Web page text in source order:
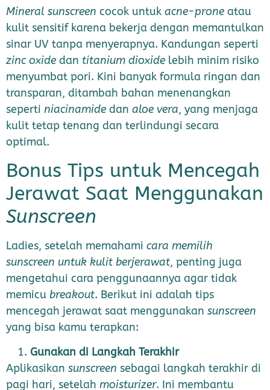
Mineral sunscreen cocok untuk acne-prone atau
kulit sensitif karena bekerja dengan memantulkan
sinar UV tanpa menyerapnya. Kandungan seperti
zinc oxide dan titanium dioxide lebih minim risiko
menyumbat pori. Kini banyak formula ringan dan
transparan, ditambah bahan menenangkan
seperti niacinamide dan aloe vera, yang menjaga
kulit tetap tenang dan terlindungi secara
optimal.
Bonus Tips untuk Mencegah
Jerawat Saat Menggunakan
Sunscreen
Ladies, setelah memahami cara memilih
sunscreen untuk kulit berjerawat, penting juga
mengetahui cara penggunaannya agar tidak
memicu breakout. Berikut ini adalah tips
mencegah jerawat saat menggunakan sunscreen
yang bisa kamu terapkan:
Gunakan di Langkah Terakhir
Aplikasikan sunscreen sebagai langkah terakhir di
pagi hari, setelah moisturizer. Ini membantu